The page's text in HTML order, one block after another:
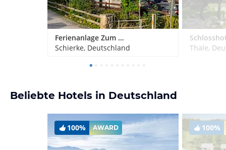
Ferienanlage Zum Wildbach Schierke
Schierke, Deutschland
Thale,
Beliebte Hotels in Deutschland
100% AWARD 100%